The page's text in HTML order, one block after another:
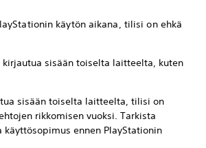
käytön aikana, tilisi on ehkä
kirjautua sisään toiselta laitteelta, kuten
sisään toiselta laitteelta, tilisi on
rikkomisen vuoksi. Tarkista
käyttösopimus ennen PlayStationin